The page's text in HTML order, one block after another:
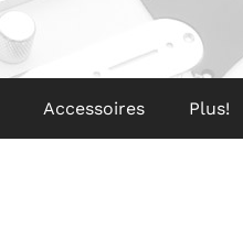
Accessoires Plus!